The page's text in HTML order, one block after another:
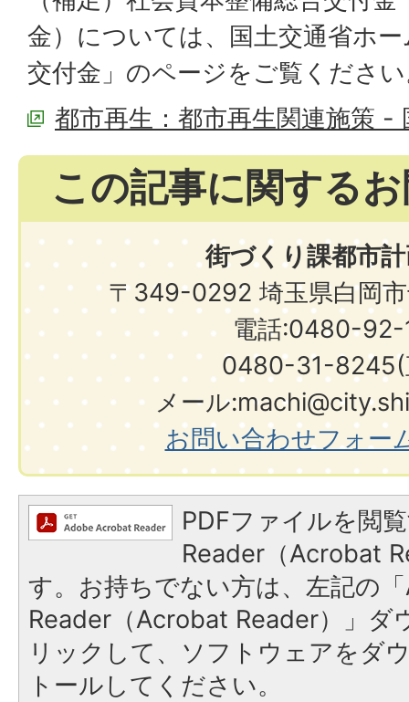
金）については、国土交通省ホ
交付金」のページをご覧くださ
都市再生：都市再生関連施策 -
この記事に関する
街づくり課都市
〒349-0292 埼玉県白岡
電話:0480-92-
0480-31-8245(
メール
お問い合わせフォー
PDFファイルを閲
Reader（Acrobat
す。お持ちでない方は、左記の
Reader（Acrobat Reader）」ダ
リックして、ソフトウェアをダ
トールしてください。